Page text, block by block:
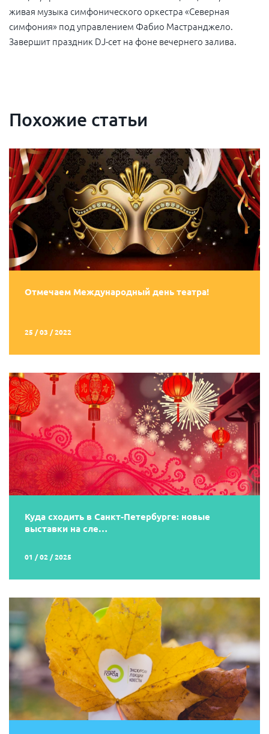
живая музыка симфонического оркестра «Северная
симфония» под управлением Фабио Мастранджело.
Завершит праздник DJ-сет на фоне вечернего залива.
Похожие статьи
Отмечаем Международный день театра!
25 / 03 / 2022
Куда сходить в Санкт-Петербурге: новые
выставки на сле…
01 / 02 / 2025